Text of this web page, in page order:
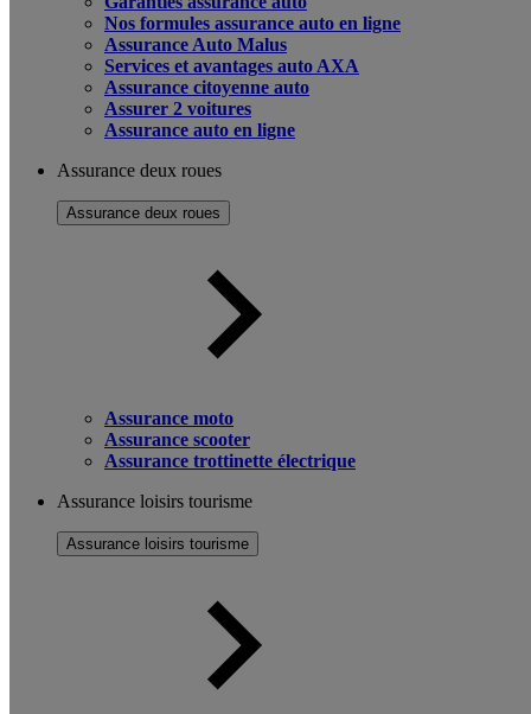
Nos formules assurance auto en ligne
Assurance Auto Malus
Services et avantages auto AXA
Assurance citoyenne auto
Assurer 2 voitures
Assurance auto en ligne
Assurance deux roues
Assurance deux roues
Assurance moto
Assurance scooter
Assurance trottinette électrique
Assurance loisirs tourisme
Assurance loisirs tourisme